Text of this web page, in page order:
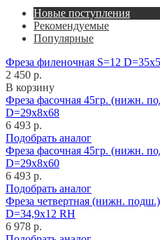
Новые поступления
Рекомендуемые
Популярные
Фреза филеночная S=12
2 450 р.
В корзину
Фреза фасочная 45гр. (нижн.
D=29x8x68
6 493 р.
Подобрать аналог
Фреза фасочная 45гр. (нижн.
D=29x8x60
6 493 р.
Подобрать аналог
Фреза четвертная (нижн.
D=34,9x12 RH
6 978 р.